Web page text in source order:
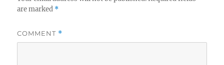
are marked *
COMMENT *